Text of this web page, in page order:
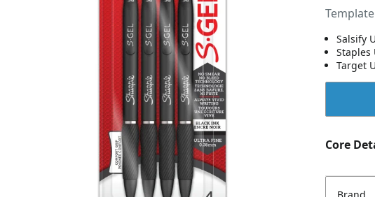
Salsify
Staples
Target
Core